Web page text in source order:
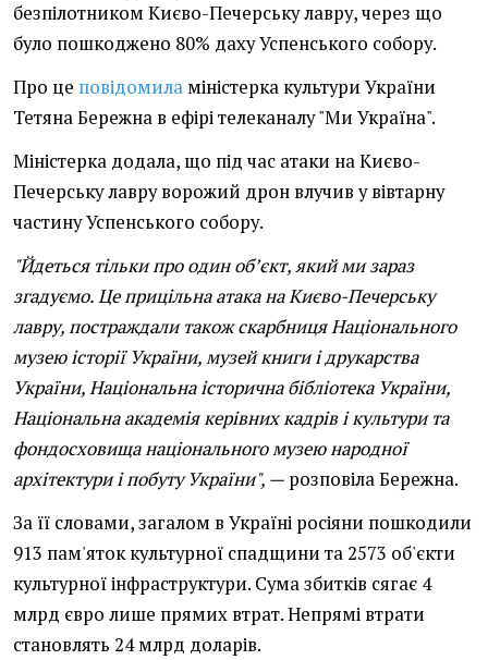
безпілотником Києво-Печерську лавру, через що
було пошкоджено 80% даху Успенського собору.
Про це повідомила міністерка культури України
Тетяна Бережна в ефірі телеканалу "Ми Україна".
Міністерка додала, що під час атаки на Києво-
Печерську лавру ворожий дрон влучив у вівтарну
частину Успенського собору.
"Йдеться тільки про один об’єкт, який ми зараз
згадуємо. Це прицільна атака на Києво-Печерську
лавру, постраждали також скарбниця Національного
музею історії України, музей книги і друкарства
України, Національна історична бібліотека України,
Національна академія керівних кадрів і культури та
фондосховища національного музею народної
архітектури і побуту України", — розповіла Бережна.
За її словами, загалом в Україні росіяни пошкодили
913 пам'яток культурної спадщини та 2573 об'єкти
культурної інфраструктури. Сума збитків сягає 4
млрд євро лише прямих втрат. Непрямі втрати
становлять 24 млрд доларів.